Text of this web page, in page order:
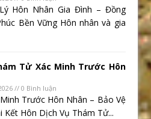
Hôn Nhân Gia Đình – Đồng
Bền Vững Hôn nhân và gia
Tử Xác Minh Trước Hôn
// 0 Bình luận
Trước Hôn Nhân – Bảo Vệ
Kết Hôn Dịch Vụ Thám Tử...